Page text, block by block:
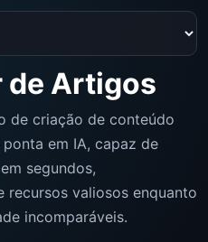
de Artigos
de criação de conteúdo
em IA, capaz de
segundos,
recursos valiosos enquanto
incomparáveis.